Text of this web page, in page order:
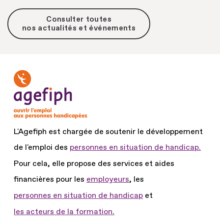
Consulter toutes
nos actualités et événements
L'Agefiph est chargée de soutenir le développement
de l'emploi des personnes en situation de handicap.
Pour cela, elle propose des services et aides
financières pour les employeurs, les
personnes en situation de handicap et
les acteurs de la formation.